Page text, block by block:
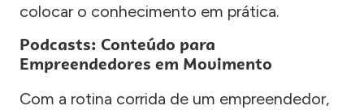
colocar o conhecimento em prática.
Podcasts: Conteúdo para
Empreendedores em Movimento
Com a rotina corrida de um empreendedor,